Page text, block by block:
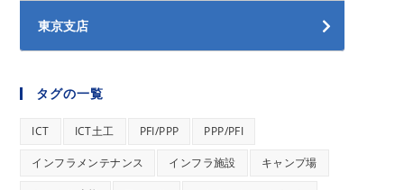
東京支店
タグの一覧
ICT ICT土工 PFI/PPP PPP/PFI
インフラメンテナンス インフラ施設 キャンプ場